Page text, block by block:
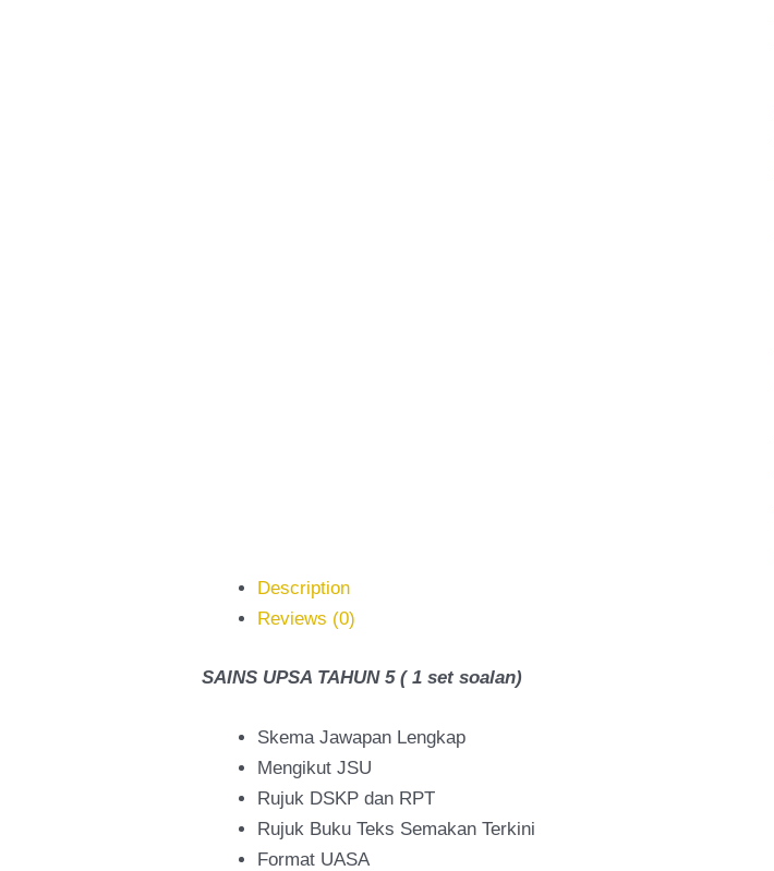
Description
Reviews (0)
SAINS UPSA TAHUN 5 ( 1 set soalan)
Skema Jawapan Lengkap
Mengikut JSU
Rujuk DSKP dan RPT
Rujuk Buku Teks Semakan Terkini
Format UASA